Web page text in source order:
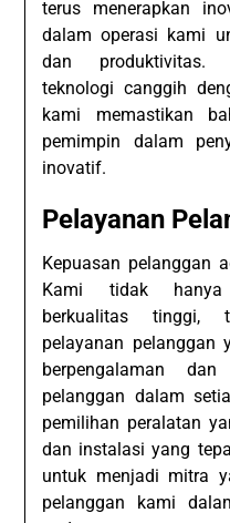
terus menerapkan
dalam operasi kami
dan produktivitas.
teknologi canggih
kami memastikan
pemimpin dalam
inovatif.
Pelayanan
Kepuasan pelanggan
Kami tidak hanya
berkualitas tinggi,
pelayanan pelanggan
berpengalaman
pelanggan dalam
pemilihan peralatan
dan instalasi yang
untuk menjadi mitra
pelanggan kami